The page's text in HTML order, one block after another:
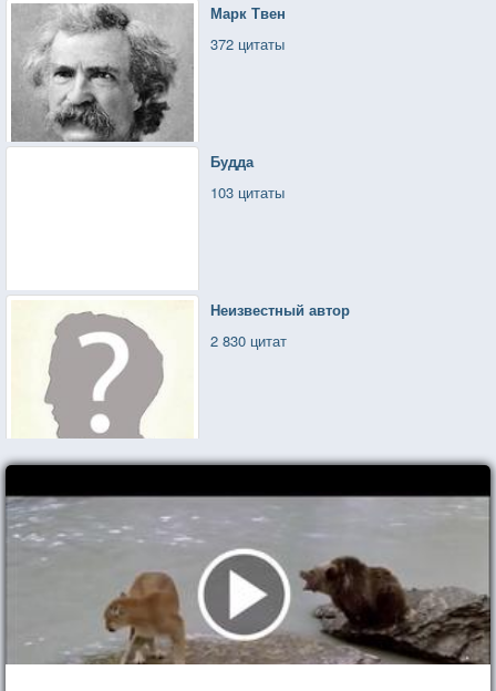
Марк Твен
372 цитаты
Будда
103 цитаты
Неизвестный автор
2 830 цитат